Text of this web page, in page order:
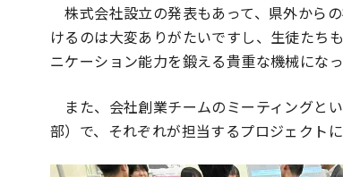
株式会社設立の発表もあって、県外から
けるのは大変ありがたいですし、生徒たち
ニケーション能力を鍛える貴重な機械になっ
また、会社創業チームのミーティングと
部）で、それぞれが担当するプロジェクト